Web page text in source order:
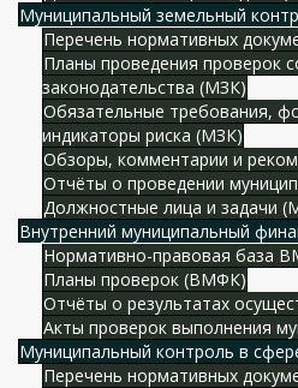
Муниципальный земельный
Перечень нормативных
Планы проведения проверок
законодательства (МЗК)
Обязательные требования,
индикаторы риска (МЗК)
Обзоры, комментарии и
Отчёты о проведении
Должностные лица и задачи
Внутренний муниципальный
Нормативно-правовая база
Планы проверок (ВМФК)
Отчёты о результатах
Акты проверок выполнения
Муниципальный контроль в
Перечень нормативных